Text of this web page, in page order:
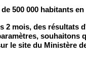
500 000 habitants en
2 mois, des résultats
souhaitons
le site du Ministère